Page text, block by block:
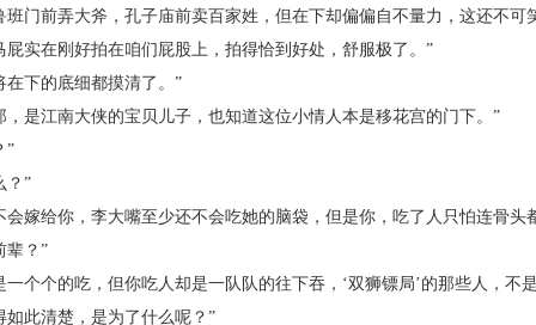
前弄大斧，孔子庙前卖百家姓，但在下却偏偏自不量力，这还不可
在刚好拍在咱们屁股上，拍得恰到好处，舒服极了。”
下的底细都摸清了。”
江南大侠的宝贝儿子，也知道这位小情人本是移花宫的门下。”
”
？”
给你，李大嘴至少还不会吃她的脑袋，但是你，吃了人只怕连骨头
？”
个的吃，但你吃人却是一队队的往下吞，‘双狮镖局’的那些人，不
此清楚，是为了什么呢？”